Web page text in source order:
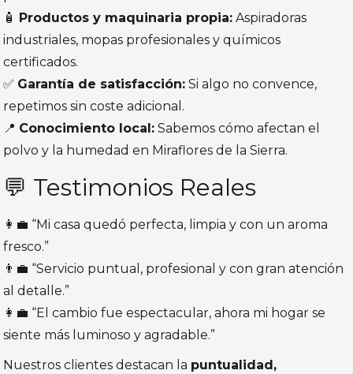
🧴
Productos y maquinaria propia: Aspiradoras
industriales, mopas profesionales y químicos
certificados.
✅ Garantía de satisfacción: Si algo no convence,
repetimos sin coste adicional.
📍 Conocimiento local: Sabemos cómo afectan el
polvo y la humedad en Miraflores de la Sierra.
💬 Testimonios Reales
👩‍💼 “Mi casa quedó perfecta, limpia y con un aroma
fresco.”
👨‍💼 “Servicio puntual, profesional y con gran atención
al detalle.”
👩‍💼 “El cambio fue espectacular, ahora mi hogar se
siente más luminoso y agradable.”
Nuestros clientes destacan la puntualidad,